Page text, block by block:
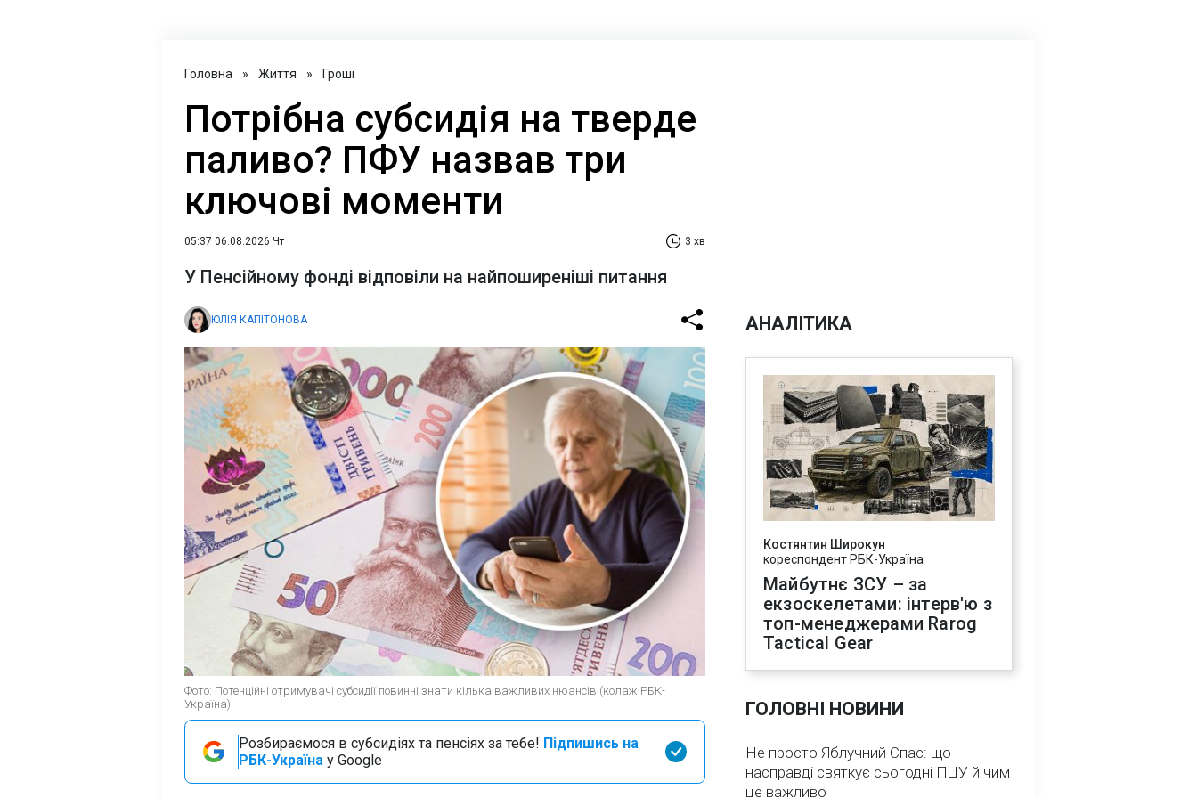
Головна » Життя » Гроші
Потрібна субсидія на тверде
паливо? ПФУ назвав три
ключові моменти
05:37 06.08.2026 Чт 3 хв
У Пенсійному фонді відповіли на найпоширеніші питання
ЮЛІЯ КАПІТОНОВА
Фото: Потенційні отримувачі субсидії повинні знати кілька важливих нюансів (колаж РБК-
Україна)
Розбираємося в субсидіях та пенсіях за тебе! Підпишись на
РБК-Україна у Google
АНАЛІТИКА
Костянтин Широкун
кореспондент РБК-Україна
Майбутнє ЗСУ – за
екзоскелетами: інтерв'ю з
топ-менеджерами Rarog
Tactical Gear
ГОЛОВНІ НОВИНИ
Не просто Яблучний Спас: що
насправді святкує сьогодні ПЦУ й чим
це важливо